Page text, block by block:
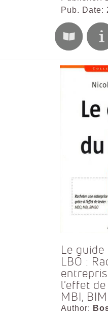
Pub. Date:
Le
LBO :
l'effet
MBI,
Author: